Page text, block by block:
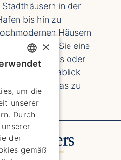
in der
bis hin zu
Häusern
Hügeln. Ob Sie eine
Familienhaus oder
mit Panoramablick
für jeden etwas zu
ENGLISH
ENGLISH
SPANISH
GERMAN
FRENCH
×
um die
unserer
Durch
der
gemäß